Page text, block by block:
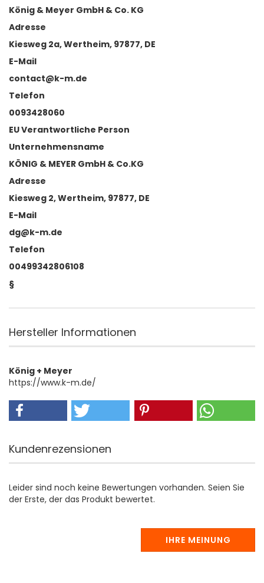
König & Meyer GmbH & Co. KG
Adresse
Kiesweg 2a, Wertheim, 97877, DE
E-Mail
contact@k-m.de
Telefon
0093428060
EU Verantwortliche Person
Unternehmensname
KÖNIG & MEYER GmbH & Co.KG
Adresse
Kiesweg 2, Wertheim, 97877, DE
E-Mail
dg@k-m.de
Telefon
00499342806108
§
Hersteller Informationen
König + Meyer
https://www.k-m.de/
Kundenrezensionen
Leider sind noch keine Bewertungen vorhanden. Seien Sie
der Erste, der das Produkt bewertet.
IHRE MEINUNG